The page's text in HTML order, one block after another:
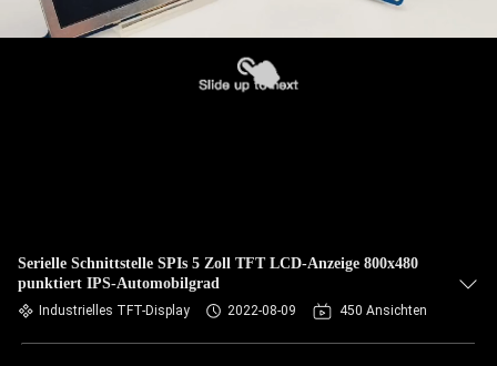
Serielle Schnittstelle SPIs 5 Zoll TFT LCD-Anzeige 800x480
punktiert IPS-Automobilgrad
Industrielles TFT-Display 2022-08-09 450 Ansichten